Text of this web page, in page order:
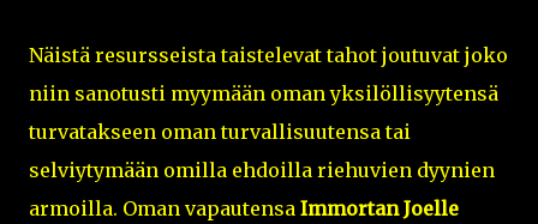
Näistä resursseista taistelevat tahot joutuvat joko
niin sanotusti myymään oman yksilöllisyytensä
turvatakseen oman turvallisuutensa tai
selviytymään omilla ehdoilla riehuvien dyynien
armoilla. Oman vapautensa Immortan Joelle